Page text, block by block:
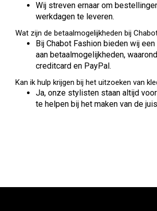
Wij streven ernaar om
werkdagen te leveren.
Wat zijn de betaalmogelijkheden bij
Bij Chabot Fashion bieden wij
aan betaalmogelijkheden,
creditcard en PayPal.
Kan ik hulp krijgen bij het uitzoeken van
Ja, onze stylisten staan altijd
te helpen bij het maken van de